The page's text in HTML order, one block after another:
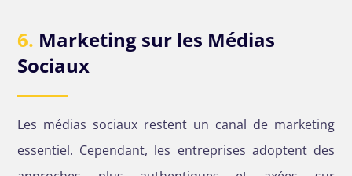
6. Marketing sur les Médias
Sociaux
Les médias sociaux restent un canal de marketing
essentiel. Cependant, les entreprises adoptent des